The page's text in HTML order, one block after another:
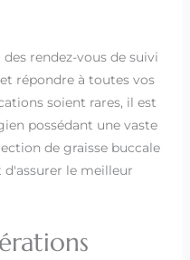
rendez-vous de suivi
répondre à toutes vos
soient rares, il est
possédant une vaste
de graisse buccale
le meilleur